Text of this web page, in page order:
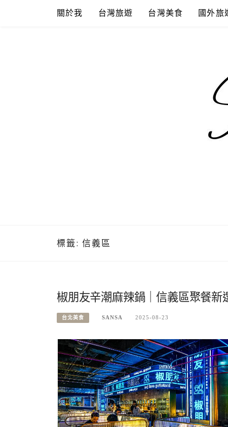
關於我 台灣旅遊 台灣美食 國外旅
標籤: 信義區
椒朋友辛潮麻辣鍋｜信義區聚餐新
台北美食 SANSA 2025-08-23